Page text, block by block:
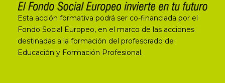
Esta acción formativa podrá ser co-financiada por el
Fondo Social Europeo, en el marco de las acciones
destinadas a la formación del profesorado de
Educación y Formación Profesional.